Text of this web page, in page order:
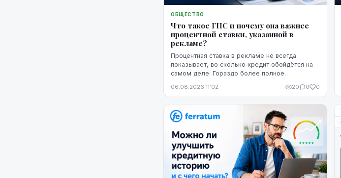
ОБЩЕСТВО
Что такое ГПС и почему она важнее
процентной ставки, указанной в
рекламе?
Процентная ставка в рекламе не всегда
показывает, во сколько кредит обойдётся на
самом деле. Гораздо более полное
годовая процентная ставка.
06.08.2026 11:02 20 0 0